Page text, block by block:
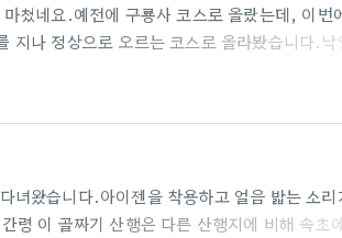
쳤네요.예전에 구룡사 코스로 올랐는데, 이번
지나 정상으로 오르는 코스로 올라봤습니다.낙
어요.원주의 치악산 비로봉(1,288m). 초겨울
니다.등산로 초입부터 바람이 제법 차가웠지
엽이 수북이 쌓인 오솔길을 밟을 때마다 ‘바스
녀왔습니다.아이젠을 착용하고 얼음 밟는 소
령 이 골짜기 산행은 다른 산행지에 비해 속초에